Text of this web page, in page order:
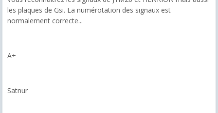
les plaques de Gsi. La numérotation des signaux est
normalement correcte...
A+
Satnur